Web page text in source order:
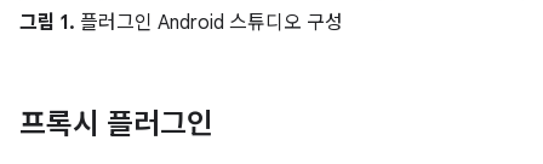
그림 1. 플러그인 Android 스튜디오 구성
프록시 플러그인